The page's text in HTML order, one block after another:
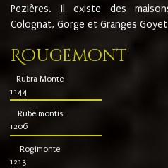
Pezières. Il existe des
Colognat, Gorge et Granges
Rougemont
Rubra Monte
1144
Rubeimontis
1206
Rogimonte
1213